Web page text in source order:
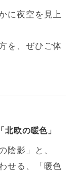
に夜空を見上
を、ぜひご体
欧の暖色」
陰影」と、
せる、「暖色